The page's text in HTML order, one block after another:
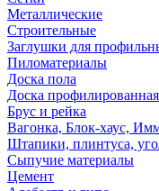
Металлические
Строительные
Заглушки для
Пиломатериалы
Доска пола
Доска профилированная
Брус и рейка
Вагонка, Блок-хаус,
Штапики, плинтуса,
Сыпучие материалы
Цемент